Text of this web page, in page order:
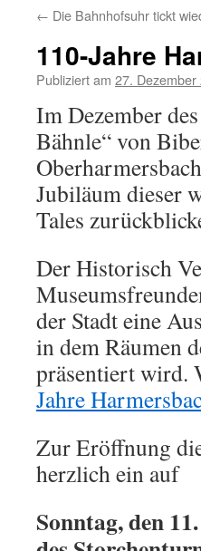
← Die Bahnhofsuhr tickt
110-Jahre
Publiziert am 27. Dezember
Im Dezember
Bähnle“ von
Jubiläum dieser
Tales
Der Historisch
der Stadt eine
in dem Räumen
präsentiert wird.
Jahre
Zur Eröffnung
herzlich ein auf
Sonntag, den